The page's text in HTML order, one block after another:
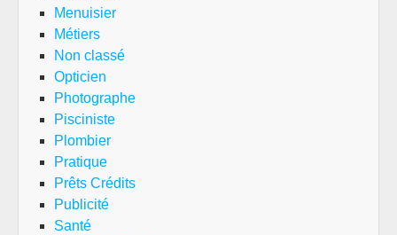
Menuisier
Métiers
Non classé
Opticien
Photographe
Pisciniste
Plombier
Pratique
Prêts Crédits
Publicité
Santé